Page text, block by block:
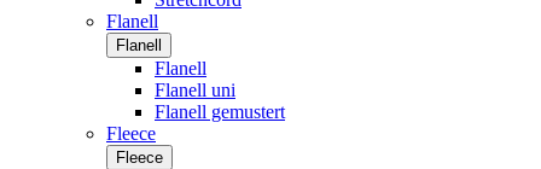
Flanell
Flanell
Flanell
Flanell uni
Flanell gemustert
Fleece
Fleece